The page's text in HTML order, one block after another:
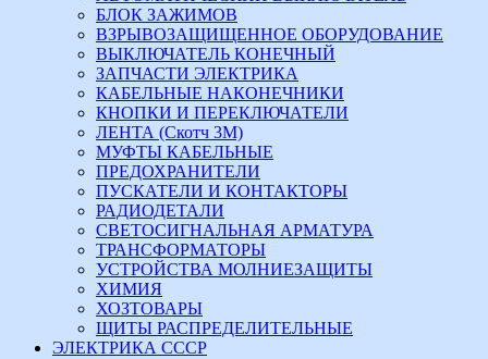
БЛОК ЗАЖИМОВ
ВЗРЫВОЗАЩИЩЕННОЕ ОБОРУДОВАНИЕ
ВЫКЛЮЧАТЕЛЬ КОНЕЧНЫЙ
ЗАПЧАСТИ ЭЛЕКТРИКА
КАБЕЛЬНЫЕ НАКОНЕЧНИКИ
КНОПКИ И ПЕРЕКЛЮЧАТЕЛИ
ЛЕНТА (Скотч 3М)
МУФТЫ КАБЕЛЬНЫЕ
ПРЕДОХРАНИТЕЛИ
ПУСКАТЕЛИ И КОНТАКТОРЫ
РАДИОДЕТАЛИ
СВЕТОСИГНАЛЬНАЯ АРМАТУРА
ТРАНСФОРМАТОРЫ
УСТРОЙСТВА МОЛНИЕЗАЩИТЫ
ХИМИЯ
ХОЗТОВАРЫ
ЩИТЫ РАСПРЕДЕЛИТЕЛЬНЫЕ
ЭЛЕКТРИКА СССР